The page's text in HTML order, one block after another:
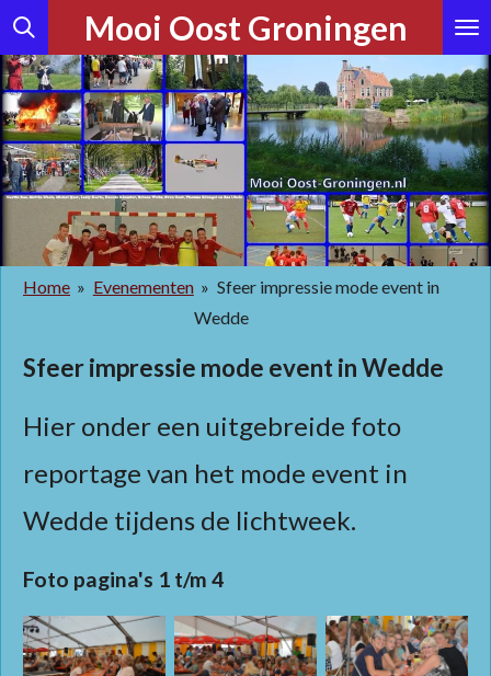
Ga
direct
naar
de
hoofdinhoud
Mooi Oost Groningen
Home » Evenementen » Sfeer impressie mode event in
Wedde
Sfeer impressie mode event in Wedde
Hier onder een uitgebreide foto
reportage van het mode event in
Wedde tijdens de lichtweek.
Foto pagina's 1 t/m 4